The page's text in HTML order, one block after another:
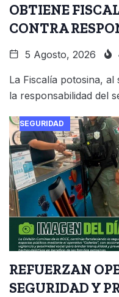
OBTIENE
CONTRA
5 Agosto, 2026
La Fiscalía potosina, al
la responsabilidad del
SEGURIDAD
REFUERZAN
SEGURIDAD Y